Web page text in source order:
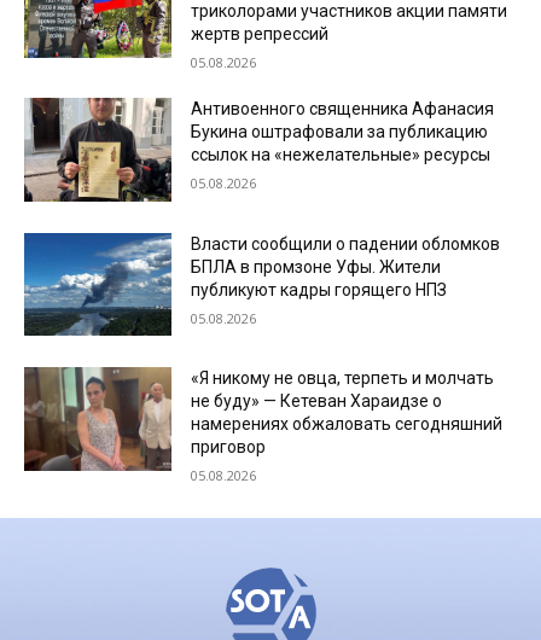
триколорами участников акции памяти
жертв репрессий
05.08.2026
Антивоенного священника Афанасия
Букина оштрафовали за публикацию
ссылок на «нежелательные» ресурсы
05.08.2026
Власти сообщили о падении обломков
БПЛА в промзоне Уфы. Жители
публикуют кадры горящего НПЗ
05.08.2026
«Я никому не овца, терпеть и молчать
не буду» — Кетеван Хараидзе о
намерениях обжаловать сегодняшний
приговор
05.08.2026